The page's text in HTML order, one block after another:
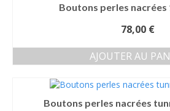
la
page
du
produit
Les
options
peuvent
choisies
la
Boutons perles nacrées
78,00 €
AJOUTER AU
Boutons perles nacrées